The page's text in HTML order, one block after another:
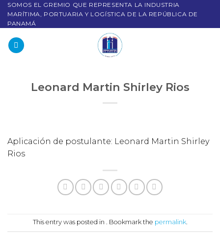
SOMOS EL GREMIO QUE REPRESENTA LA INDUSTRIA
MARÍTIMA, PORTUARIA Y LOGÍSTICA DE LA REPÚBLICA DE
PANAMÁ
Leonard Martin Shirley Rios
Aplicación de postulante: Leonard Martin Shirley
Rios
This entry was posted in . Bookmark the permalink.